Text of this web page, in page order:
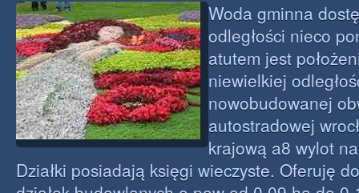
Woda gminna
odległości nieco
atutem jest
niewielkiej
nowobudowanej
autostradowej
krajową a8 wylot
Działki posiadają księgi wieczyste. Oferuję